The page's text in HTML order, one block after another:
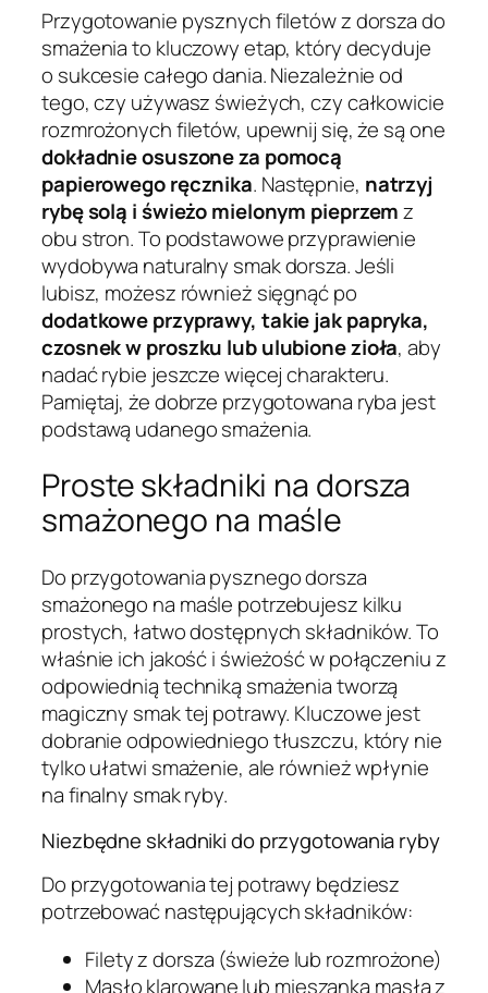
Przygotowanie pysznych filetów z dorsza do
smażenia to kluczowy etap, który decyduje
o sukcesie całego dania. Niezależnie od
tego, czy używasz świeżych, czy całkowicie
rozmrożonych filetów, upewnij się, że są one
dokładnie osuszone za pomocą
papierowego ręcznika. Następnie, natrzyj
rybę solą i świeżo mielonym pieprzemz
obu stron. To podstawowe przyprawienie
wydobywa naturalny smak dorsza. Jeśli
lubisz, możesz również sięgnąć po
dodatkowe przyprawy, takie jak papryka,
czosnek w proszku lub ulubione zioła, aby
nadać rybie jeszcze więcej charakteru.
Pamiętaj, że dobrze przygotowana ryba jest
podstawą udanego smażenia.
Proste składniki na dorsza
smażonego na maśle
Do przygotowania pysznego dorsza
smażonego na maśle potrzebujesz kilku
prostych, łatwo dostępnych składników. To
właśnie ich jakość i świeżość w połączeniu z
odpowiednią techniką smażenia tworzą
magiczny smak tej potrawy. Kluczowe jest
dobranie odpowiedniego tłuszczu, który nie
tylko ułatwi smażenie, ale również wpłynie
na finalny smak ryby.
Niezbędne składniki do przygotowania ryby
Do przygotowania tej potrawy będziesz
potrzebować następujących składników:
Filety z dorsza (świeże lub rozmrożone)
Masło klarowane lub mieszanka masła z